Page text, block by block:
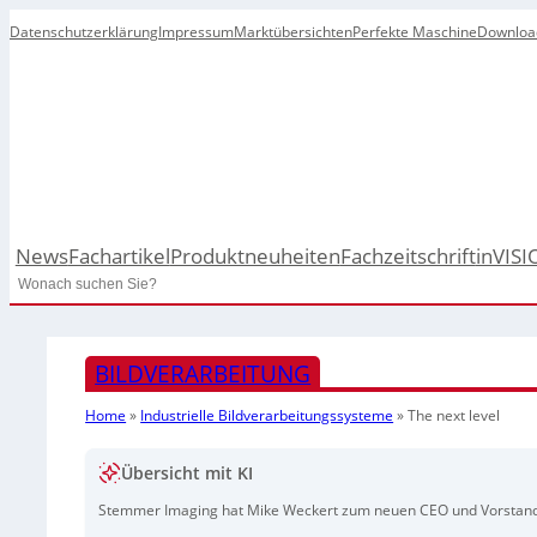
DatenschutzerklärungImpressumMarktübersichtenPerfekte Maschine
NewsFachartikelProduktneuheitenFachzeitschrift
Search
BILDVERARBEITUNG
Home » Industrielle Bildverarbeitungssysteme »The next level
Übersicht mit KI
Stemmer Imaging hat Mike Weckert zum neuen CEO und